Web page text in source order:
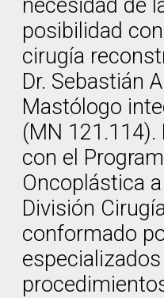
necesidad de
posibilidad
cirugía
Dr. Sebastián
Mastólogo
(MN
con el
Oncoplástica
División
conformado